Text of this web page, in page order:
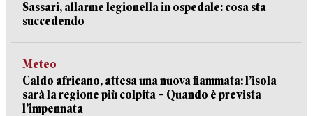
Sassari, allarme legionella in ospedale: cosa sta
succedendo
Meteo
Caldo africano, attesa una nuova fiammata: l’isola
sarà la regione più colpita – Quando è prevista
l’impennata